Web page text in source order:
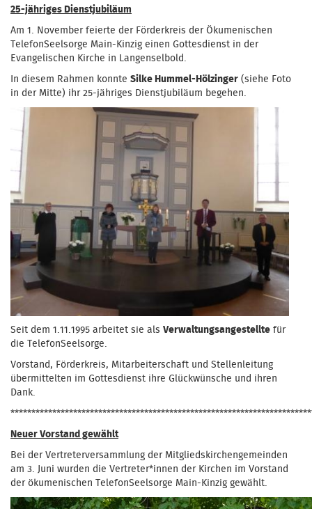
25-jähriges Dienstjubiläum
Am 1. November feierte der Förderkreis der Ökumenischen
TelefonSeelsorge Main-Kinzig einen Gottesdienst in der
Evangelischen Kirche in Langenselbold.
In diesem Rahmen konnte Silke Hummel-Hölzinger (siehe Foto
in der Mitte) ihr 25-jähriges Dienstjubiläum begehen.
Seit dem 1.11.1995 arbeitet sie als Verwaltungsangestellte für
die TelefonSeelsorge.
Vorstand, Förderkreis, Mitarbeiterschaft und Stellenleitung
übermittelten im Gottesdienst ihre Glückwünsche und ihren
Dank.
Neuer Vorstand gewählt
Bei der Vertreterversammlung der Mitgliedskirchengemeinden
am 3. Juni wurden die Vertreter*innen der Kirchen im Vorstand
der ökumenischen TelefonSeelsorge Main-Kinzig gewählt.